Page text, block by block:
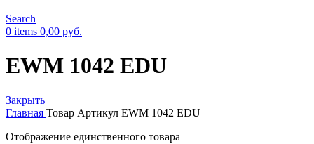
Search
0 items 0,00 руб.
EWM 1042 EDU
Закрыть
Главная Товар Артикул EWM 1042 EDU
Отображение единственного товара